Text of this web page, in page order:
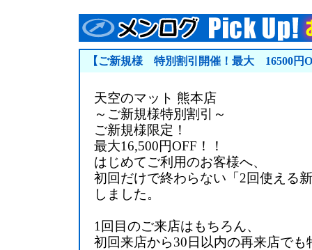
【ご新規様 特別割引開催！最大 16500円
天空のマット 熊本店
～ご新規様特別割引～
ご新規様限定！
最大16,500円OFF！！
はじめてご利用のお客様へ、
初回だけで終わらない「2回使える
しました。
1回目のご来店はもちろん、
初回来店から30日以内の再来店でも